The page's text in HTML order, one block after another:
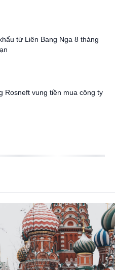
từ Liên Bang Nga 8 tháng
Rosneft vung tiền mua công ty